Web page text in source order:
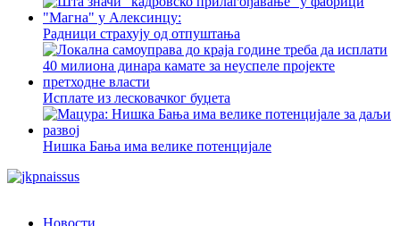
Радници страхују од отпуштања
Исплате из лесковачког буџета
Нишка Бања има велике потенцијале
Новости